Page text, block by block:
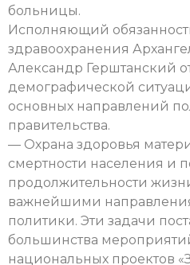
больницы.
Исполняющий
здравоохранения
Александр Герштанский
демографической
основных направлений
правительства.
— Охрана здоровья
смертности населения и
продолжительности
важнейшими
политики. Эти задачи
большинства
национальных проектов